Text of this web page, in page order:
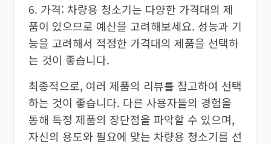
6. 가격: 차량용 청소기는 다양한 가격대의 제
품이 있으므로 예산을 고려해보세요. 성능과 기
능을 고려해서 적정한 가격대의 제품을 선택하
는 것이 좋습니다.
최종적으로, 여러 제품의 리뷰를 참고하여 선택
하는 것이 좋습니다. 다른 사용자들의 경험을
통해 특정 제품의 장단점을 파악할 수 있으며,
자신의 용도와 필요에 맞는 차량용 청소기를 선